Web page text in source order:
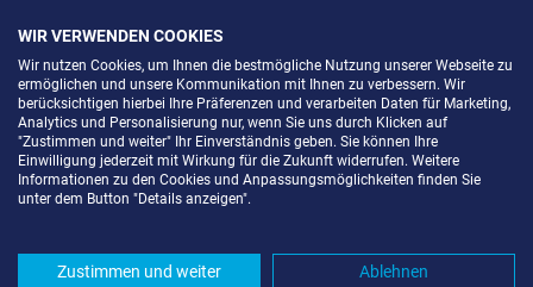
LAGERBOX IN BERLIN-BUCKOW
Komfortabel einlagern mit Extraraum
WIR VERWENDEN COOKIES
Wir nutzen Cookies, um Ihnen die bestmögliche Nutzung unserer Webseite zu
ermöglichen und unsere Kommunikation mit Ihnen zu verbessern. Wir
berücksichtigen hierbei Ihre Präferenzen und verarbeiten Daten für Marketing,
Analytics und Personalisierung nur, wenn Sie uns durch Klicken auf
"Zustimmen und weiter" Ihr Einverständnis geben. Sie können Ihre
Einwilligung jederzeit mit Wirkung für die Zukunft widerrufen. Weitere
Informationen zu den Cookies und Anpassungsmöglichkeiten finden Sie
unter dem Button "Details anzeigen".
Zustimmen und weiter Ablehnen